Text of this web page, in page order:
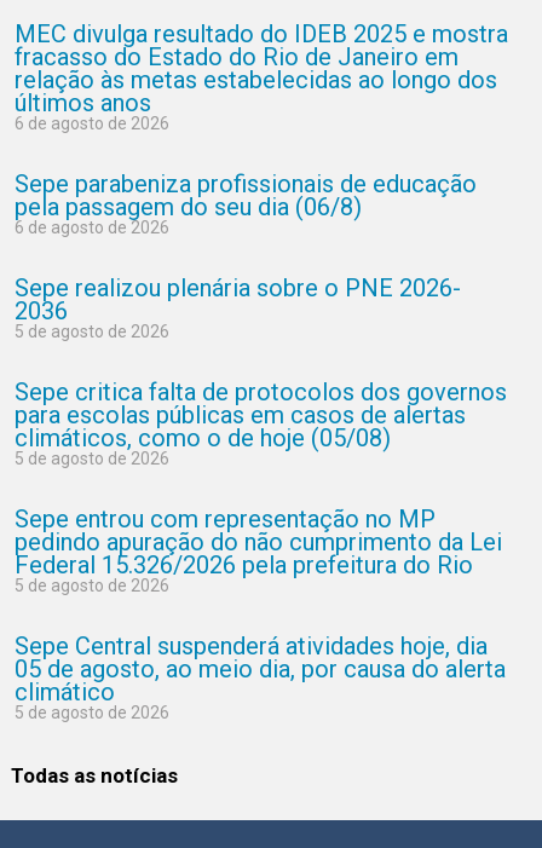
MEC divulga resultado do IDEB 2025 e mostra
fracasso do Estado do Rio de Janeiro em
relação às metas estabelecidas ao longo dos
últimos anos
6 de agosto de 2026
Sepe parabeniza profissionais de educação
pela passagem do seu dia (06/8)
6 de agosto de 2026
Sepe realizou plenária sobre o PNE 2026-
2036
5 de agosto de 2026
Sepe critica falta de protocolos dos governos
para escolas públicas em casos de alertas
climáticos, como o de hoje (05/08)
5 de agosto de 2026
Sepe entrou com representação no MP
pedindo apuração do não cumprimento da Lei
Federal 15.326/2026 pela prefeitura do Rio
5 de agosto de 2026
Sepe Central suspenderá atividades hoje, dia
05 de agosto, ao meio dia, por causa do alerta
climático
5 de agosto de 2026
Todas as notícias